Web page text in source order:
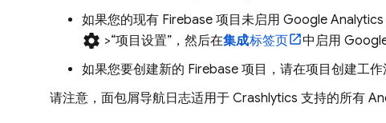
如果您的现有 Firebase 项目未启用 Google Analytics
settings >“项目设置” ，然后在集成标签页 中启用
如果您要创建新的 Firebase 项目，请在项目创建工作
请注意，面包屑导航日志适用于 Crashlytics 支持的所有